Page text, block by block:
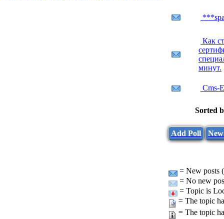
Как
минут.
Cms-
Sorted
Add Poll
= New posts (
= No new
= Topic is
= The topic
= The topic